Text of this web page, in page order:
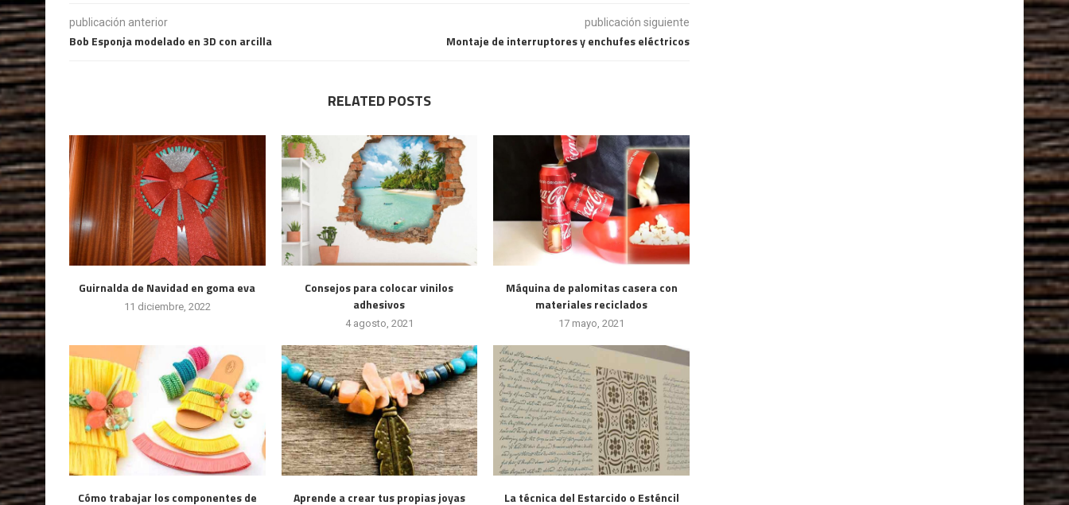
publicación anterior
Bob Esponja modelado en 3D con arcilla
publicación siguiente
Montaje de interruptores y enchufes eléctricos
RELATED POSTS
Guirnalda de Navidad en goma eva
11 diciembre, 2022
Consejos para colocar vinilos
adhesivos
4 agosto, 2021
Máquina de palomitas casera con
materiales reciclados
17 mayo, 2021
Cómo trabajar los componentes de Aprende a crear tus propias joyas La técnica del Estarcido o Esténcil